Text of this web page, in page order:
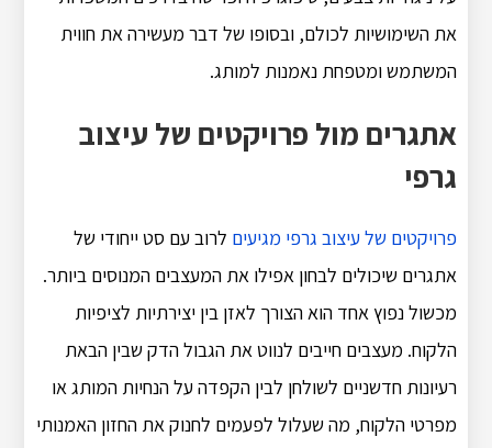
את השימושיות לכולם, ובסופו של דבר מעשירה את חווית
המשתמש ומטפחת נאמנות למותג.
אתגרים מול פרויקטים של עיצוב
גרפי
פרויקטים של עיצוב גרפי מגיעים לרוב עם סט ייחודי של
אתגרים שיכולים לבחון אפילו את המעצבים המנוסים ביותר.
מכשול נפוץ אחד הוא הצורך לאזן בין יצירתיות לציפיות
הלקוח. מעצבים חייבים לנווט את הגבול הדק שבין הבאת
רעיונות חדשניים לשולחן לבין הקפדה על הנחיות המותג או
מפרטי הלקוח, מה שעלול לפעמים לחנוק את החזון האמנותי